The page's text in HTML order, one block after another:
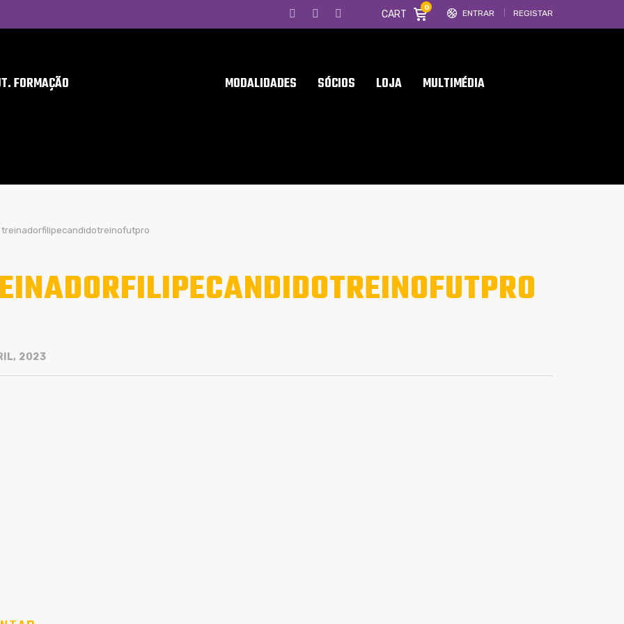
ENTRAR REGISTAR
CART
0
FORMAÇÃO MODALIDADES SÓCIOS LOJA MULTIMÉDIA
treinadorfilipecandidotreinofutpro
2023